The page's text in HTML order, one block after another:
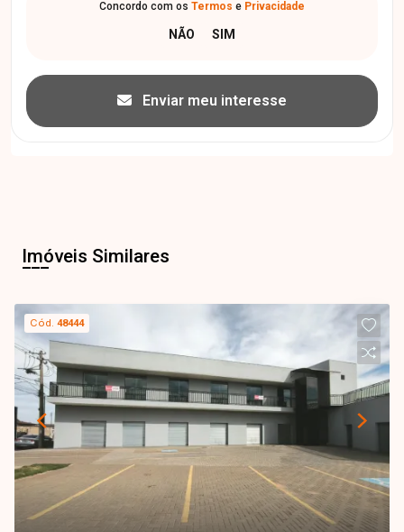
Concordo com os Termos e Privacidade
Enviar meu interesse
Imóveis Similares
Cód.48444